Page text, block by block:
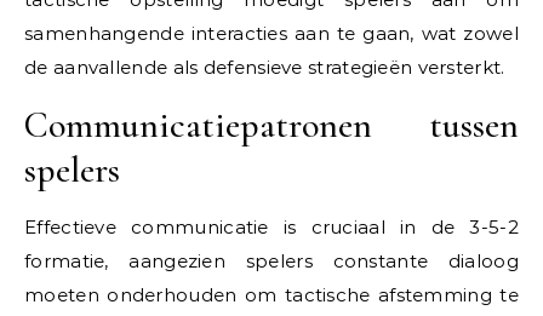
samenhangende interacties aan te gaan, wat zowel
de aanvallende als defensieve strategieën versterkt.
Communicatiepatronen tussen
spelers
Effectieve communicatie is cruciaal in de 3-5-2
formatie, aangezien spelers constante dialoog
moeten onderhouden om tactische afstemming te